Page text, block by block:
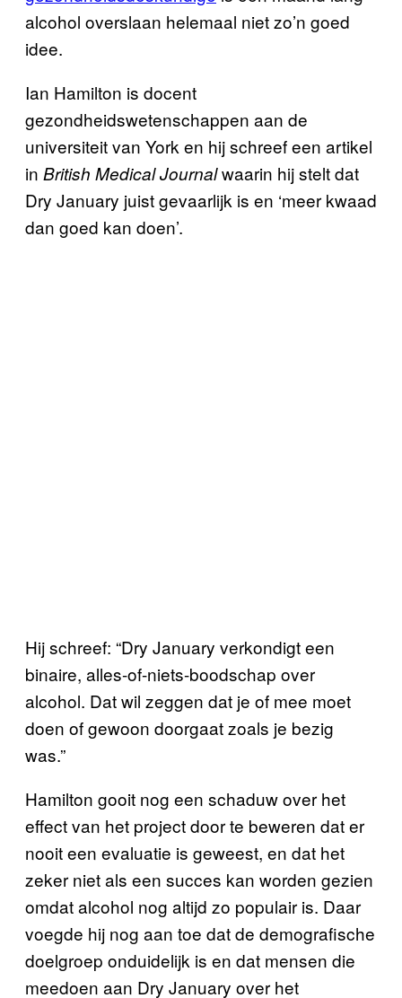
alcohol overslaan helemaal niet zo’n goed
idee.
Ian Hamilton is docent
gezondheidswetenschappen aan de
universiteit van York en hij schreef een artikel
in British Medical Journalwaarin hij stelt dat
Dry January juist gevaarlijk is en ‘meer kwaad
dan goed kan doen’.
Hij schreef: “Dry January verkondigt een
binaire, alles-of-niets-boodschap over
alcohol. Dat wil zeggen dat je of mee moet
doen of gewoon doorgaat zoals je bezig
was.”
Hamilton gooit nog een schaduw over het
effect van het project door te beweren dat er
nooit een evaluatie is geweest, en dat het
zeker niet als een succes kan worden gezien
omdat alcohol nog altijd zo populair is. Daar
voegde hij nog aan toe dat de demografische
doelgroep onduidelijk is en dat mensen die
meedoen aan Dry January over het